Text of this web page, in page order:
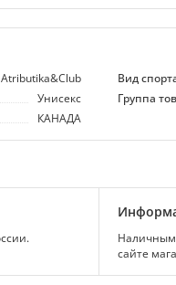
Atributika&Club Вид
Унисекс Группа
КАНАДА
сайте